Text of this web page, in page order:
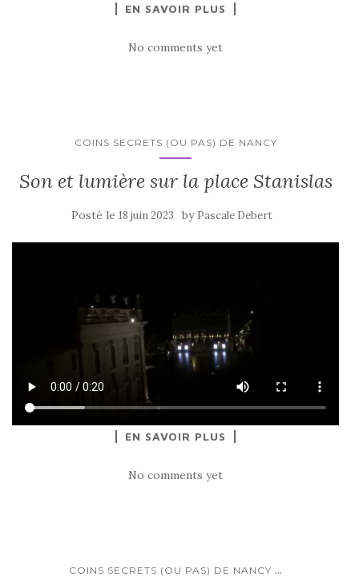
EN SAVOIR PLUS
No comments yet
COINS SECRETS (OU PAS) DE NANCY
Son et lumière sur la place Stanislas
Posté le 18 juin 2023 by Pascale Debert
EN SAVOIR PLUS
No comments yet
COINS SECRETS (OU PAS) DE NANCY ...